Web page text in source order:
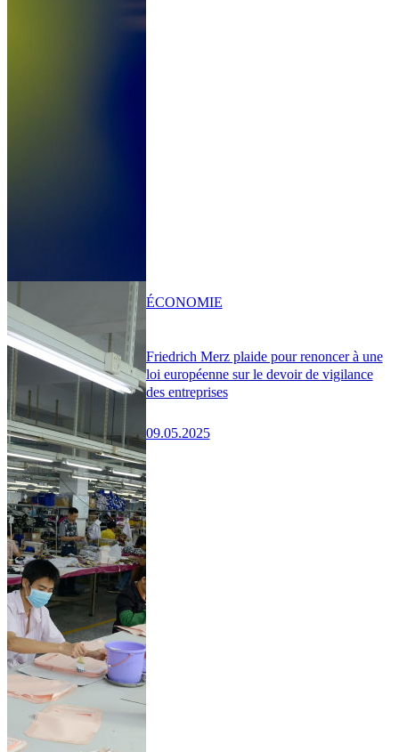
Friedrich Merz plaide pour renoncer à une
loi européenne sur le devoir de vigilance
des entreprises
09.05.2025
ÉCONOMIE